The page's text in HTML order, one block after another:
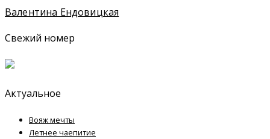
Валентина Ендовицкая
Свежий номер
Актуальное
Вояж мечты
Летнее чаепитие